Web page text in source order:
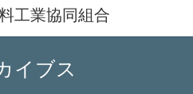
工業協同組合
イブス